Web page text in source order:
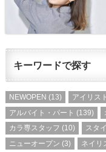
キーワードで探す
NEWOPEN (13) アイリスト
アルバイト・パート (139)
カラ専スタッフ (10) スタ
ニューオープン (3) ネイリ